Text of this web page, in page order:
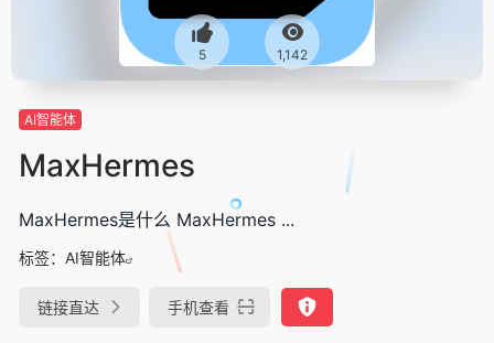
5 1,142
AI智能体
MaxHermes
MaxHermes是什么 MaxHermes ...
标签： AI智能体
链接直达 手机查看